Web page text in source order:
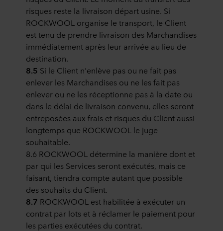
risques reste la livraison départ usine. Si
ROCKWOOL organise le transport, le Client
est tenu de prendre livraison des Marchandises
immédiatement après leur arrivée au lieu de
destination.
8.5 Si le Client n'enlève pas ou ne fait pas
enlever les Marchandises ou ne les fait pas
enlever ou ne les réceptionne pas à la date ou
dans le délai de livraison convenu, elles seront
entreposées aux frais et risques du Client aussi
longtemps que ROCKWOOL le juge
souhaitable.
8.6 ROCKWOOL détermine la manière dont et
par qui les Services seront exécutés, mais ce
faisant, tiendra compte autant que possible
des souhaits du Client.
8.7 ROCKWOOL est habilitée à exécuter un
contrat par lots et à réclamer le paiement pour
les parties exécutées du contrat.